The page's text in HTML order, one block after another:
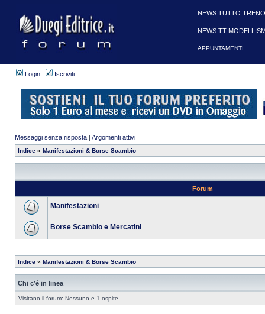
Login Iscriviti
Messaggi senza risposta | Argomenti attivi
Indice » Manifestazioni & Borse Scambio
Forum
Manifestazioni
Borse Scambio e Mercatini
Indice » Manifestazioni & Borse Scambio
Chi c’è in linea
Visitano il forum: Nessuno e 1 ospite
NEWS TUTTO
NEWS TT
APPUNTAMENTI